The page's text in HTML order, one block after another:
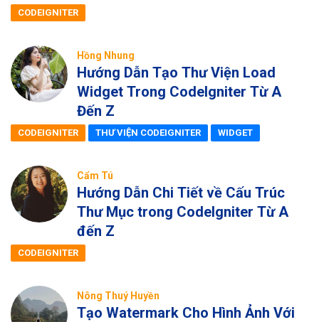
CODEIGNITER
Hồng Nhung
Hướng Dẫn Tạo Thư Viện Load
Widget Trong CodeIgniter Từ A
Đến Z
CODEIGNITER THƯ VIỆN CODEIGNITER WIDGET
Cẩm Tú
Hướng Dẫn Chi Tiết về Cấu Trúc
Thư Mục trong CodeIgniter Từ A
đến Z
CODEIGNITER
Nông Thuý Huyền
Tạo Watermark Cho Hình Ảnh Với